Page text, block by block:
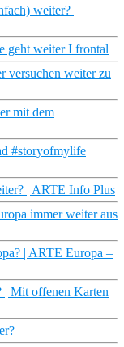
weiter? |
geht weiter I frontal
versuchen weiter zu
mit dem
#storyofmylife
| ARTE Info Plus
immer weiter aus
| ARTE Europa –
| Mit offenen Karten